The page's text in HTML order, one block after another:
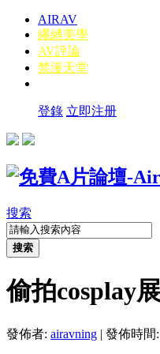
AIRAV
繩縛美學
AV評論
禁漫天堂
登錄 立即注册
搜索
搜索
偷拍cosplay
發佈者: airavning | 發佈時間: